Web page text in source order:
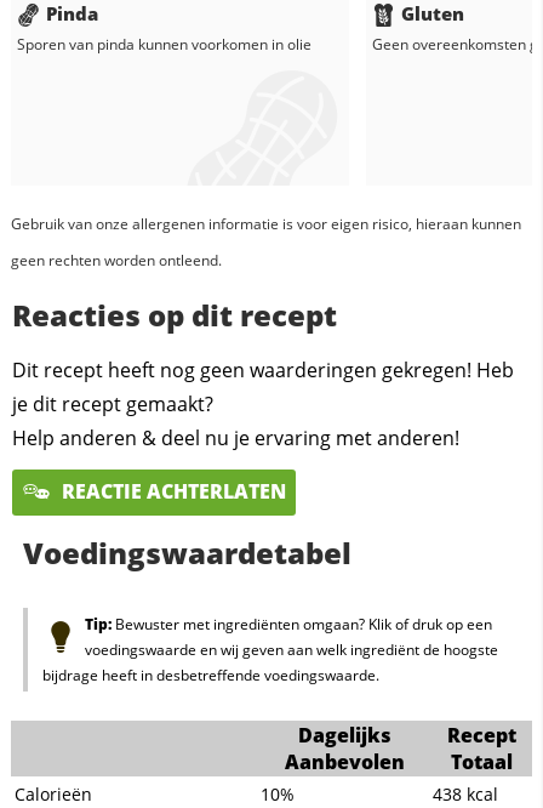
Pinda
Sporen van pinda kunnen voorkomen inolie
Gluten
Geen overeenkomsten
Gebruik van onze allergenen informatie is voor eigen risico, hieraan kunnen
geen rechten worden ontleend.
Reacties op dit recept
Dit recept heeft nog geen waarderingen gekregen! Heb
je dit recept gemaakt?
Help anderen & deel nu je ervaring met anderen!
REACTIE ACHTERLATEN
Voedingswaardetabel
Tip:Bewuster met ingrediënten omgaan? Klik of druk op een
voedingswaarde en wij geven aan welk ingrediënt de hoogste
bijdrage heeft in desbetreffende voedingswaarde.
Dagelijks
Aanbevolen
Recept
Totaal
Calorieën 10% 438 kcal